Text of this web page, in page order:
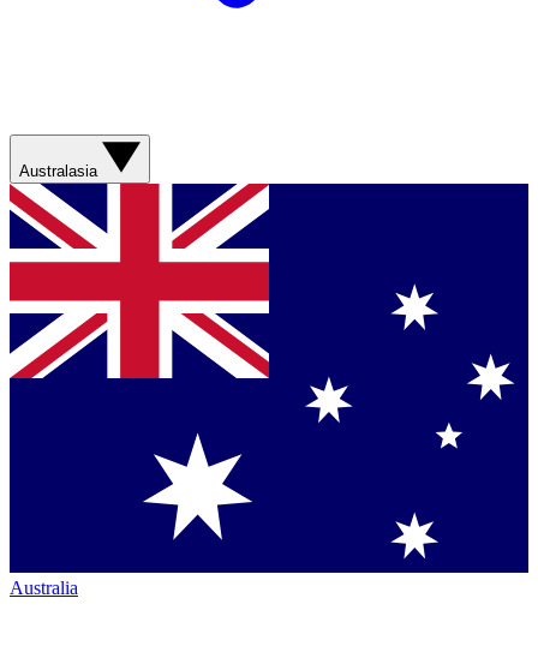
Australasia
Australia